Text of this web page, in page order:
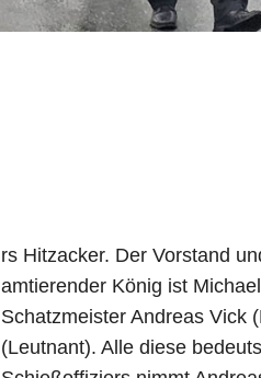
rs Hitzacker. Der Vorstand
amtierender König ist
Schatzmeister Andreas Vick
(Leutnant). Alle diese